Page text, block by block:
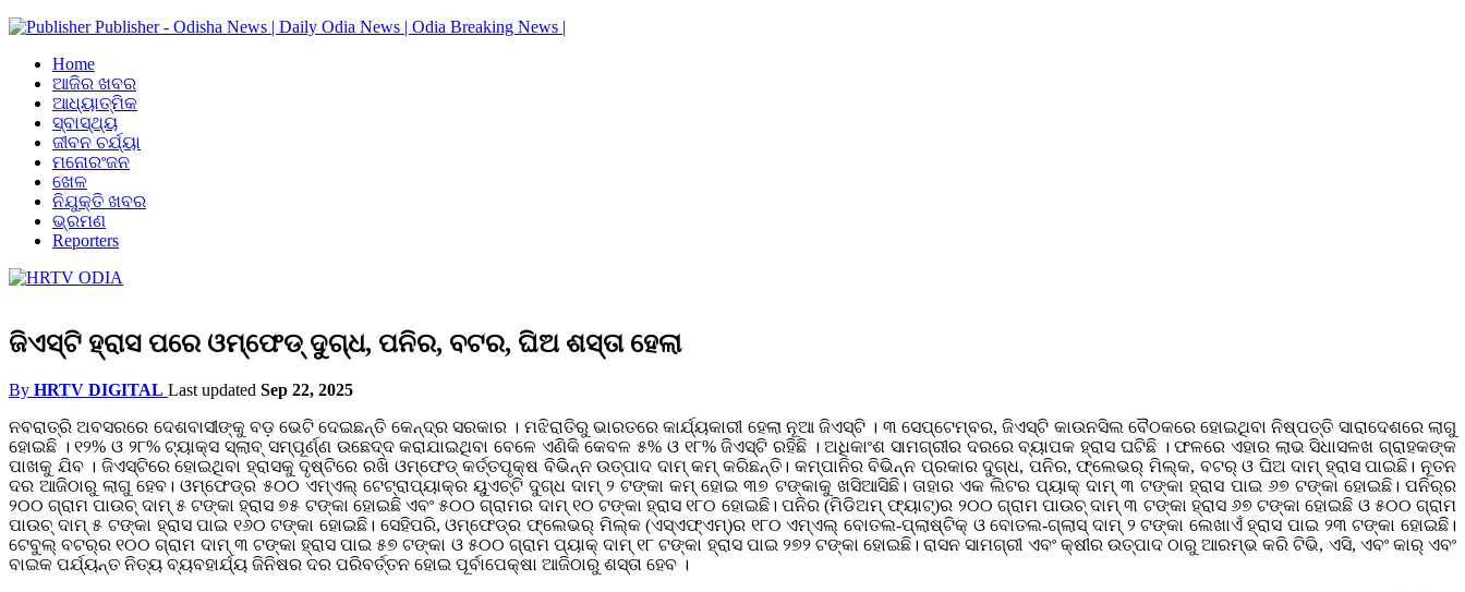
Publisher - Odisha News | Daily Odia News | Odia Breaking News |
Home
ଆଜିର ଖବର
ଆଧ୍ୟାତ୍ମିକ
ସ୍ବାସ୍ଥ୍ୟ
ଜୀବନ ଚର୍ଯ୍ୟା
ମନୋରଂଜନ
ଖେଳ
ନିଯୁକ୍ତି ଖବର
ଭ୍ରମଣ
Reporters
ଜିଏସ୍‌ଟି ହ୍ରାସ ପରେ ଓମ୍‌ଫେଡ୍‌ ଦୁଗ୍ଧ, ପନିର, ବଟର, ଘିଅ ଶସ୍ତା ହେଲା
By HRTV DIGITAL Last updated Sep 22, 2025
ନବରାତ୍ରି ଅବସରରେ ଦେଶବାସୀଙ୍କୁ ବଡ଼ ଭେଟି ଦେଇଛନ୍ତି କେନ୍ଦ୍ର ସରକାର । ମଝିରାତିରୁ ଭାରତରେ କାର୍ଯ୍ୟକାରୀ ହେଲା ନୂଆ ଜିଏସ୍‌ଟି । ୩ ସେପ୍ଟେମ୍ବର, ଜିଏସ୍‌ଟି କାଉନସିଲ ବୈଠକରେ ହୋଇଥିବା ନିଷ୍ପତ୍ତି ସାରାଦେଶରେ ଲାଗୁ
ହୋଇଛି । ୧୨% ଓ ୨୮% ଟ୍ୟାକ୍ସ ସ୍ଲାବ୍ ସମ୍ପୂର୍ଣ୍ଣ ଉଛେଦ୍ଦ କରାଯାଇଥିବା ବେଳେ ଏଣିକି କେବଳ ୫% ଓ ୧୮% ଜିଏସ୍‌ଟି ରହିଛି । ଅଧିକାଂଶ ସାମଗ୍ରୀର ଦରରେ ବ୍ୟାପକ ହ୍ରାସ ଘଟିଛି । ଫଳରେ ଏହାର ଲାଭ ସିଧାସଳଖ ଗ୍ରାହକଙ୍କ
ପାଖକୁ ଯିବ । ଜିଏସ୍‌ଟିରେ ହୋଇଥିବା ହ୍ରାସକୁ ଦୃଷ୍ଟିରେ ରଖି ଓମ୍‌ଫେଡ୍‌ କର୍ତ୍ତପୃକ୍ଷ ବିଭିନ୍ନ ଉତ୍ପାଦ ଦାମ୍‌ କମ୍ କରିଛନ୍ତି। କମ୍ପାନିର ବିଭିନ୍ନ ପ୍ରକାର ଦୁଗ୍ଧ, ପନିର, ଫ୍ଲେଭର୍‌ ମିଲ୍କ, ‌ବଟର୍‌ ଓ ଘିଅ ଦାମ୍‌ ହ୍ରାସ ପାଇଛି। ନୂତନ
ଦର ଆଜିଠାରୁ ଲାଗୁ ହେବ। ଓମ୍‌ଫେଡ୍‌ର ୫୦୦ ଏମ୍ଏଲ୍‌ ଟେଟ୍ରାପ୍ୟାକ୍‌ର ୟୁଏଚ୍‌ଟି ଦୁଗ୍ଧ ଦାମ୍‌ ୨ ଟଙ୍କା କମ୍ ହୋଇ ୩୭ ଟଙ୍କାକୁ ଖସିଆସିଛି। ତାହାର ଏକ ଲିଟର ପ୍ୟାକ୍‌ ଦାମ୍ ୩ ଟଙ୍କା ହ୍ରାସ ପାଇ ୬୭ ଟଙ୍କା ହୋଇଛି। ପନିର୍‌ର
୨୦୦ ଗ୍ରାମ ପାଉଚ୍‌ ଦାମ୍‌ ୫ ଟଙ୍କା ହ୍ରାସ ୭୫ ଟଙ୍କା ହୋଇଛି ଏବଂ ୫୦୦ ଗ୍ରାମର ଦାମ୍‌ ୧୦ ଟଙ୍କା ହ୍ରାସ ୧୮୦ ହୋଇଛି। ପନିର (ମିଡିଅମ୍ ଫ୍ୟାଟ୍‌)ର ୨୦୦ ଗ୍ରାମ ପାଉଚ୍‌ ଦାମ୍‌ ୩ ଟଙ୍କା ହ୍ରାସ ୬୭ ଟଙ୍କା ହୋଇଛି ଓ ୫୦୦ ଗ୍ରାମ
ପାଉଚ୍‌ ଦାମ୍ ୫ ଟଙ୍କା ହ୍ରାସ ପାଇ ୧୬୦ ଟଙ୍କା ହୋଇଛି। ସେହିପରି, ଓମ୍‌ଫେଡ୍‌ର ଫ୍ଲେଭର୍‌ ମିଲ୍କ (ଏସ୍‌ଏଫ୍‌ଏମ୍‌)ର ୧୮୦ ଏମ୍ଏଲ୍‌ ବୋତଲ-ପ୍ଲାଷ୍ଟିକ୍ ଓ ବୋତଲ-ଗ୍ଲାସ୍‌ ଦାମ୍‌ ୨ ଟଙ୍କା ଲେଖାଏଁ ହ୍ରାସ ପାଇ ୨୩ ଟଙ୍କା ହୋଇଛି।
ଟେବୁଲ୍‌ ବଟର୍‌ର ୧୦୦ ଗ୍ରାମ ଦାମ୍‌ ୩ ଟଙ୍କା ହ୍ରାସ ପାଇ ୫୭ ଟଙ୍କା ଓ ୫୦୦ ଗ୍ରାମ ପ୍ୟାକ୍‌ ଦାମ୍‌ ୧୮ ଟଙ୍କା ହ୍ରାସ ପାଇ ୨୭୨ ଟଙ୍କା ହୋଇଛି। ରାସନ ସାମଗ୍ରୀ ଏବଂ କ୍ଷୀର ଉତ୍ପାଦ ଠାରୁ ଆରମ୍ଭ କରି ଟିଭି, ଏସି, ଏବଂ କାର୍ ଏବଂ
ବାଇକ ପର୍ଯ୍ୟନ୍ତ ନିତ୍ୟ ବ୍ୟବହାର୍ଯ୍ୟ ଜିନିଷର ଦର ପରିବର୍ତ୍ତନ ହୋଇ ପୂର୍ବାପେକ୍ଷା ଆଜିଠାରୁ ଶସ୍ତା ହେବ ।